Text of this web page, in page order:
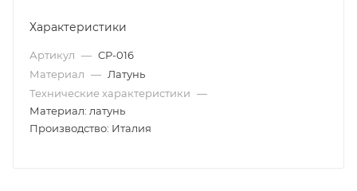
Характеристики
Артикул — CP-016
Материал — Латунь
Технические характеристики —
Материал: латунь
Производство: Италия